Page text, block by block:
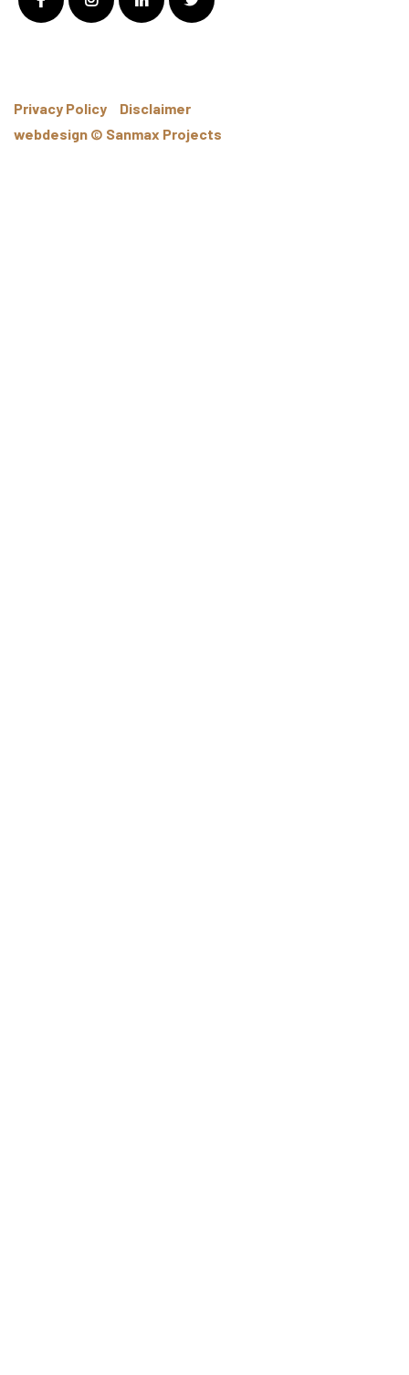
Privacy Policy
Disclaimer
webdesign © Sanmax Projects